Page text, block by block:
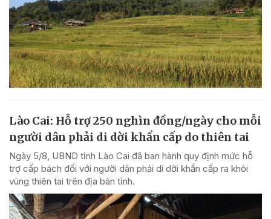
Lào Cai: Hỗ trợ 250 nghìn đồng/ngày cho mỗi
người dân phải di dời khẩn cấp do thiên tai
Ngày 5/8, UBND tỉnh Lào Cai đã ban hành quy định mức hỗ
trợ cấp bách đối với người dân phải di dời khẩn cấp ra khỏi
vùng thiên tai trên địa bàn tỉnh.